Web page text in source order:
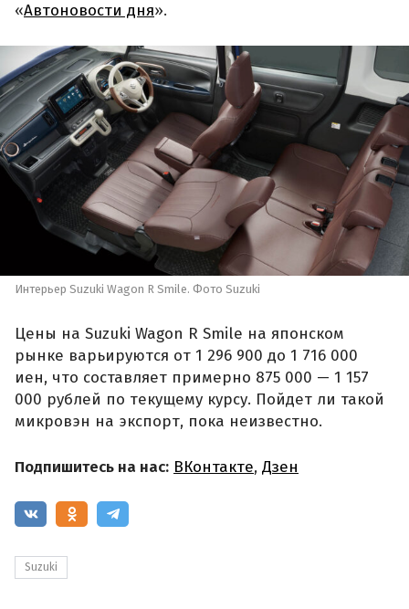
«Автоновости дня».
Интерьер Suzuki Wagon R Smile. Фото Suzuki
Цены на Suzuki Wagon R Smile на японском
рынке варьируются от 1 296 900 до 1 716 000
иен, что составляет примерно 875 000 — 1 157
000 рублей по текущему курсу. Пойдет ли такой
микровэн на экспорт, пока неизвестно.
Подпишитесь на нас: ВКонтакте, Дзен
Suzuki